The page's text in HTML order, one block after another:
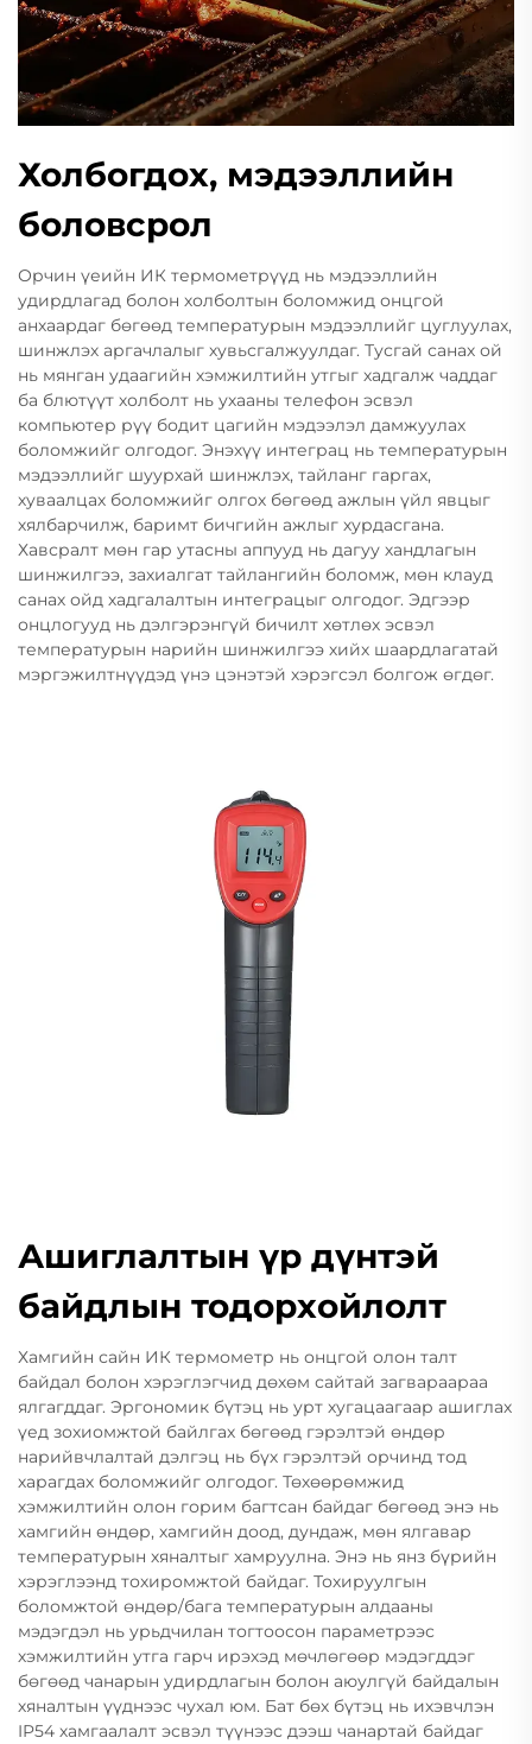
Холбогдох, мэдээллийн
боловсрол
Орчин үеийн ИК термометрүүд нь мэдээллийн
удирдлагад болон холболтын боломжид онцгой
анхаардаг бөгөөд температурын мэдээллийг цуглуулах,
шинжлэх аргачлалыг хувьсгалжуулдаг. Тусгай санах ой
нь мянган удаагийн хэмжилтийн утгыг хадгалж чаддаг
ба блютүүт холболт нь ухааны телефон эсвэл
компьютер рүү бодит цагийн мэдээлэл дамжуулах
боломжийг олгодог. Энэхүү интеграц нь температурын
мэдээллийг шуурхай шинжлэх, тайланг гаргах,
хуваалцах боломжийг олгох бөгөөд ажлын үйл явцыг
хялбарчилж, баримт бичгийн ажлыг хурдасгана.
Хавсралт мөн гар утасны аппууд нь дагуу хандлагын
шинжилгээ, захиалгат тайлангийн боломж, мөн клауд
санах ойд хадгалалтын интеграцыг олгодог. Эдгээр
онцлогууд нь дэлгэрэнгүй бичилт хөтлөх эсвэл
температурын нарийн шинжилгээ хийх шаардлагатай
мэргэжилтнүүдэд үнэ цэнэтэй хэрэгсэл болгож өгдөг.
Ашиглалтын үр дүнтэй
байдлын тодорхойлолт
Хамгийн сайн ИК термометр нь онцгой олон талт
байдал болон хэрэглэгчид дөхөм сайтай загвараараа
ялгагддаг. Эргономик бүтэц нь урт хугацаагаар ашиглах
үед зохиомжтой байлгах бөгөөд гэрэлтэй өндөр
нарийвчлалтай дэлгэц нь бүх гэрэлтэй орчинд тод
харагдах боломжийг олгодог. Төхөөрөмжид
хэмжилтийн олон горим багтсан байдаг бөгөөд энэ нь
хамгийн өндөр, хамгийн доод, дундаж, мөн ялгавар
температурын хяналтыг хамруулна. Энэ нь янз бүрийн
хэрэглээнд тохиромжтой байдаг. Тохируулгын
боломжтой өндөр/бага температурын алдааны
мэдэгдэл нь урьдчилан тогтоосон параметрээс
хэмжилтийн утга гарч ирэхэд мөчлөгөөр мэдэгддэг
бөгөөд чанарын удирдлагын болон аюулгүй байдалын
хяналтын үүднээс чухал юм. Бат бөх бүтэц нь ихэвчлэн
IP54 хамгаалалт эсвэл түүнээс дээш чанартай байдаг